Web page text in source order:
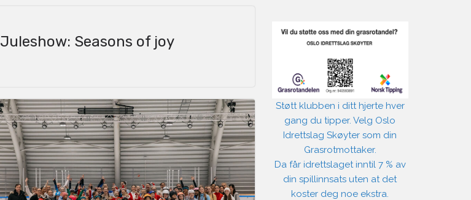
Juleshow: Seasons of joy
Støtt klubben i ditt hjerte hver
gang du tipper. Velg Oslo
Idrettslag Skøyter som din
Grasrotmottaker.
Da får idrettslaget inntil 7 % av
din spillinnsats uten at det
koster deg noe ekstra.